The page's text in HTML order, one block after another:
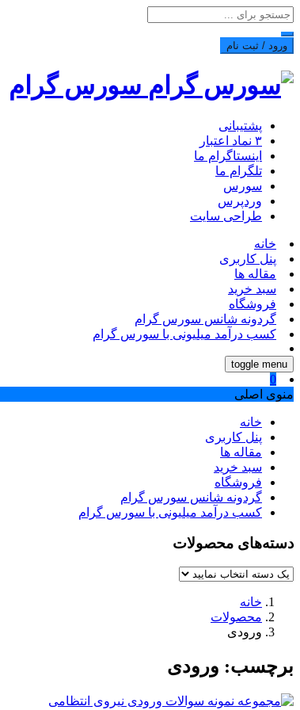
ورود / ثبت نام
سورس گرام
پشتیبانی
۳ نماد اعتبار
اینستاگرام ما
تلگرام ما
سورس
وردپرس
طراحی سایت
خانه
پنل کاربری
مقاله ها
سبد خرید
فروشگاه
گردونه شانس سورس گرام
کسب درآمد میلیونی با سورس گرام
toggle menu
0
منوی اصلی
خانه
پنل کاربری
مقاله ها
سبد خرید
فروشگاه
گردونه شانس سورس گرام
کسب درآمد میلیونی با سورس گرام
دسته‌های محصولات
خانه
محصولات
ورودی
برچسب: ورودی